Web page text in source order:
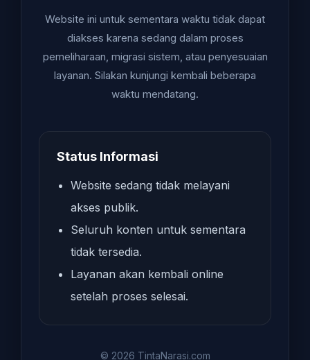
Website ini untuk sementara waktu tidak dapat
diakses karena sedang dalam proses
pemeliharaan, migrasi sistem, atau penyesuaian
layanan. Silakan kunjungi kembali beberapa
waktu mendatang.
Status Informasi
Website sedang tidak melayani
akses publik.
Seluruh konten untuk sementara
tidak tersedia.
Layanan akan kembali online
setelah proses selesai.
© 2026 TintaNarasi.com